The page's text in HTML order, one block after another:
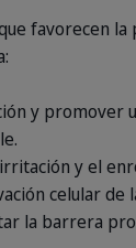
favorecen la
y promover
irritación y el
celular de
la barrera